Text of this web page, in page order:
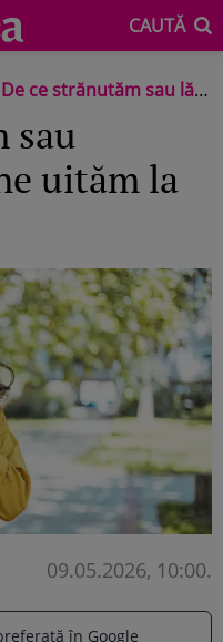
CAUTĂ
De ce strănutăm sau lăcrimăm când ne uităm la soare?
sau
uităm la
09.05.2026, 10:00.
în Google